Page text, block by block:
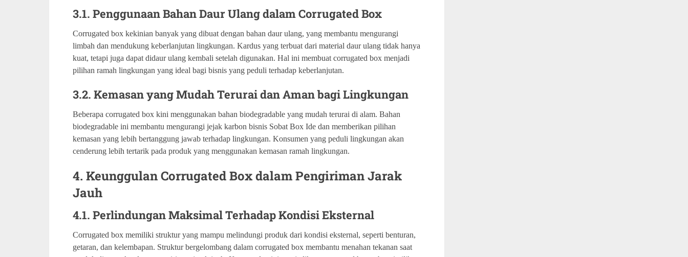
3.1. Penggunaan Bahan Daur Ulang dalam Corrugated Box
Corrugated box kekinian banyak yang dibuat dengan bahan daur ulang, yang membantu mengurangi
limbah dan mendukung keberlanjutan lingkungan. Kardus yang terbuat dari material daur ulang tidak hanya
kuat, tetapi juga dapat didaur ulang kembali setelah digunakan. Hal ini membuat corrugated box menjadi
pilihan ramah lingkungan yang ideal bagi bisnis yang peduli terhadap keberlanjutan.
3.2. Kemasan yang Mudah Terurai dan Aman bagi Lingkungan
Beberapa corrugated box kini menggunakan bahan biodegradable yang mudah terurai di alam. Bahan
biodegradable ini membantu mengurangi jejak karbon bisnis Sobat Box Ide dan memberikan pilihan
kemasan yang lebih bertanggung jawab terhadap lingkungan. Konsumen yang peduli lingkungan akan
cenderung lebih tertarik pada produk yang menggunakan kemasan ramah lingkungan.
4. Keunggulan Corrugated Box dalam Pengiriman Jarak
Jauh
4.1. Perlindungan Maksimal Terhadap Kondisi Eksternal
Corrugated box memiliki struktur yang mampu melindungi produk dari kondisi eksternal, seperti benturan,
getaran, dan kelembapan. Struktur bergelombang dalam corrugated box membantu menahan tekanan saat